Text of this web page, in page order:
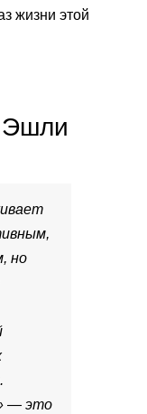
жизни этой
Эшли
но
— это